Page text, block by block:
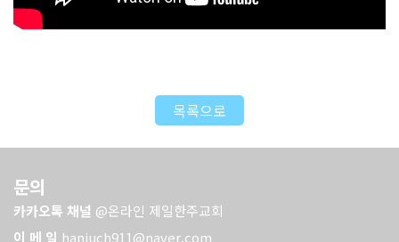
목록으로
문의
카카오톡 채널 @온라인 제일한주교회
이 메 일 hanjuch911@naver.com